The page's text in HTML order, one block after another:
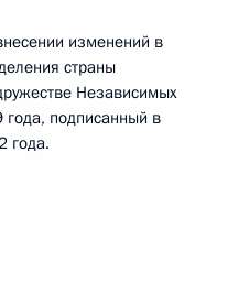
изменений в
страны
Независимых
года, подписанный в
года.